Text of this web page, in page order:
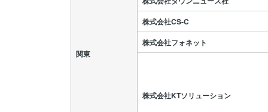
関東
株式会社CS-C
株式会社フォネット
株式会社KTソリューション